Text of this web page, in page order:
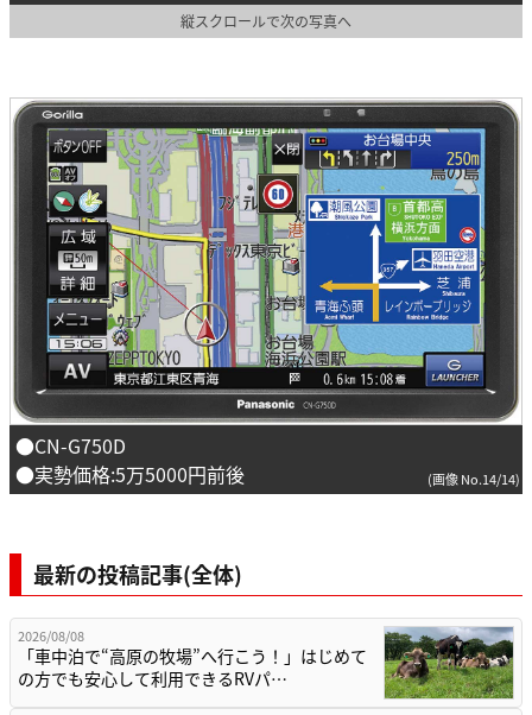
縦スクロールで次の写真へ
●CN-G750D
●実勢価格:5万5000円前後
(画像 No.14/14)
最新の投稿記事(全体)
2026/08/08
「車中泊で“高原の牧場”へ行こう！」はじめて
の方でも安心して利用できるRVパ…